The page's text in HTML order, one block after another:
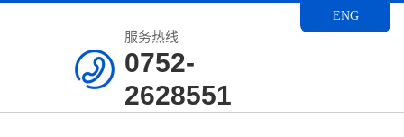
ENG
服务热线
0752-
2628551